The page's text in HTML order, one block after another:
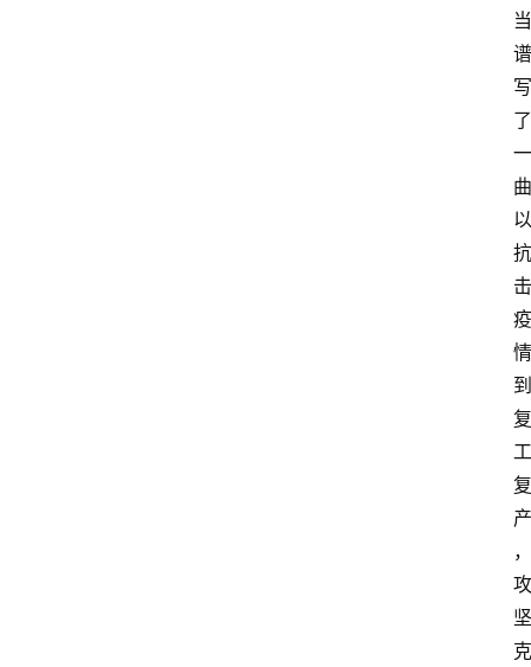
当
谱
写
了
一
曲
以
抗
击
疫
情
到
复
工
复
产
，
攻
坚
克